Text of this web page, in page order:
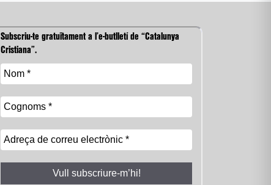
Subscriu-te gratuïtament a l’e-butlletí de “Catalunya
Cristiana”.